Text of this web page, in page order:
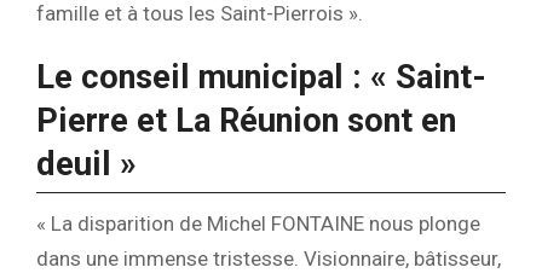
famille et à tous les Saint-Pierrois ».
Le conseil municipal : « Saint-
Pierre et La Réunion sont en
deuil »
« La disparition de Michel FONTAINE nous plonge
dans une immense tristesse. Visionnaire, bâtisseur,